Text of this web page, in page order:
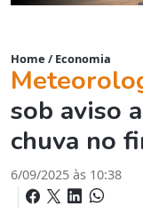
Home / Economia
sob aviso
chuva no
6/09/2025 às 10:38